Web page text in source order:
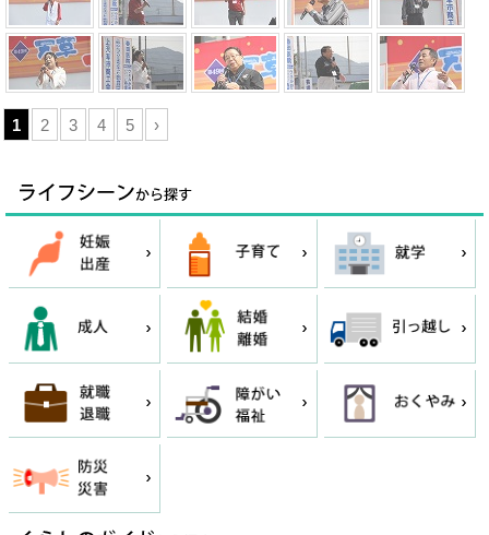
1 2 3 4 5 ›